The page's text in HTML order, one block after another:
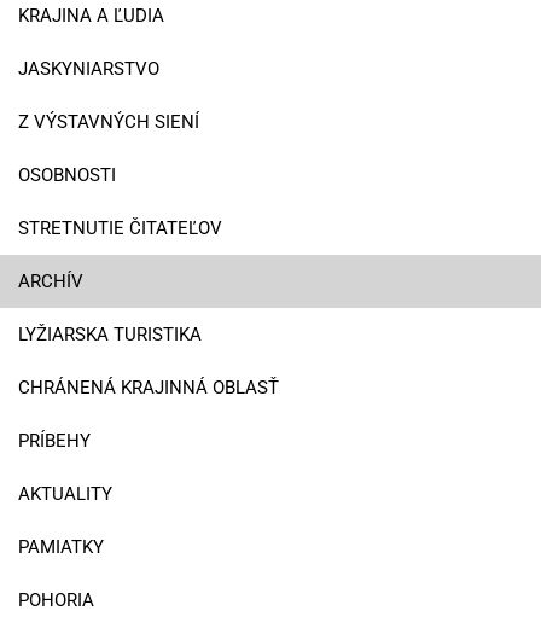
KRAJINA A ĽUDIA
JASKYNIARSTVO
Z VÝSTAVNÝCH SIENÍ
OSOBNOSTI
STRETNUTIE ČITATEĽOV
ARCHÍV
LYŽIARSKA TURISTIKA
CHRÁNENÁ KRAJINNÁ OBLASŤ
PRÍBEHY
AKTUALITY
PAMIATKY
POHORIA